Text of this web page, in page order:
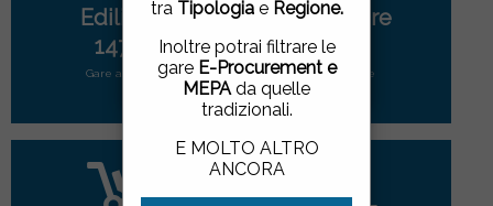
ACCETTO |NON
ACCETTO
tra Tipologiae Regione.
Inoltre potrai filtrare le
gare E-Procurement e
MEPAda quelle
tradizionali.
E MOLTO ALTRO
ANCORA
Edilizia
1471
Gare attive
Forniture
2808
Gare attive